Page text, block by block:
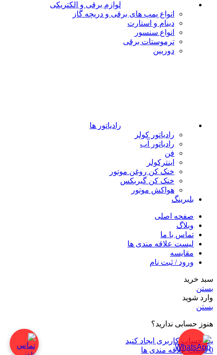
لوازم برقی و الکتریکی
انواع پمپ های برقی و دریچه گاز
دینام و استارت
انواع سنسور
ترموستات برقی
دوربین
رادیاتور ها
رادیاتور کولر
رادیاتور آب
فن
اینترکولر
خنک کن روغن موتور
خنک کن گیربکس
هواکش موتور
بلبرینگ
صفحه اصلی
وبلاگ
تماس با ما
لیست علاقه مندی ها
مقایسه
ورود / ثبت نام
سبد خرید
بستن
وارد شوید
بستن
هنوز حسابی ندارید؟
یک حساب کاربری ایجاد کنید
0 لیست علاقه مندی ها